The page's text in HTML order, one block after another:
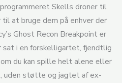
Skells droner til
at bruge dem på enhver der
Ghost Recon Breakpoint er
i en forskelligartet, fjendtlig
du kan spille helt alene eller
uden støtte og jagtet af ex-